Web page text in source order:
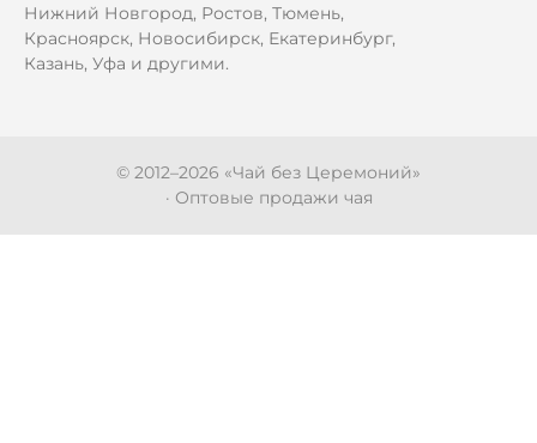
Нижний Новгород, Ростов, Тюмень,
Красноярск, Новосибирск, Екатеринбург,
Казань, Уфа и другими.
© 2012–2026 «Чай без Церемоний»
· Оптовые продажи чая